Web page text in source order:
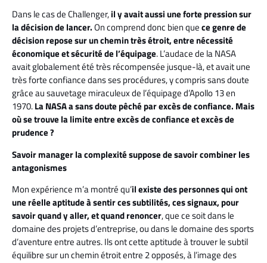
Dans le cas de Challenger,il y avait aussi une forte pression sur
la décision de lancer.On comprend donc bien quece genre de
décision repose sur un chemin très étroit, entre nécessité
économique et sécurité de l’équipage. L’audace de la NASA
avait globalement été très récompensée jusque-là, et avait une
très forte confiance dans ses procédures, y compris sans doute
grâce au sauvetage miraculeux de l’équipage d’Apollo 13 en
1970.La NASA a sans doute pêché par excès de confiance. Mais
où se trouve la limite entre excès de confiance et excès de
prudence ?
Savoir manager la complexité suppose de savoir combiner les
antagonismes
Mon expérience m’a montré qu’il existe des personnes qui ont
une réelle aptitude à sentir ces subtilités, ces signaux, pour
savoir quand y aller, et quand renoncer, que ce soit dans le
domaine des projets d’entreprise, ou dans le domaine des sports
d’aventure entre autres. Ils ont cette aptitude à trouver le subtil
équilibre sur un chemin étroit entre 2 opposés, à l’image des